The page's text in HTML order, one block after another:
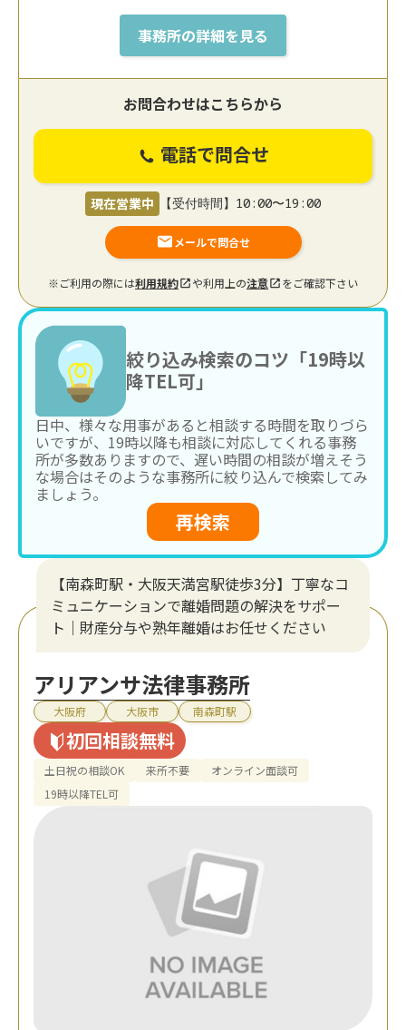
事務所の詳細を見る
お問合わせはこちらから
電話で問合せ
現在営業中 【受付時間】10:00〜19:00
メールで問合せ
※ご利用の際には利用規約 や利用上の注意 をご確認下さい
絞り込み検索のコツ「19時以
降TEL可」
日中、様々な用事があると相談する時間を取りづら
いですが、19時以降も相談に対応してくれる事務
所が多数ありますので、遅い時間の相談が増えそう
な場合はそのような事務所に絞り込んで検索してみ
ましょう。
再検索
【南森町駅・大阪天満宮駅徒歩3分】丁寧なコ
ミュニケーションで離婚問題の解決をサポー
ト｜財産分与や熟年離婚はお任せください
アリアンサ法律事務所
大阪府 大阪市 南森町駅
初回相談無料
土日祝の相談OK 来所不要
オンライン面談可
19時以降TEL可